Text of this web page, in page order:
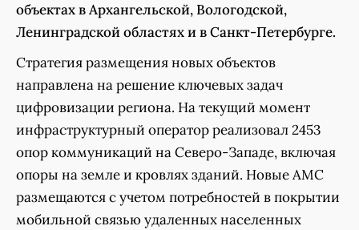
объектах в Архангельской, Вологодской,
Ленинградской областях и в Санкт-Петербурге.
Стратегия размещения новых объектов
направлена на решение ключевых задач
цифровизации региона. На текущий момент
инфраструктурный оператор реализовал 2453
опор коммуникаций на Северо-Западе, включая
опоры на земле и кровлях зданий. Новые АМС
размещаются с учетом потребностей в покрытии
мобильной связью удаленных населенных